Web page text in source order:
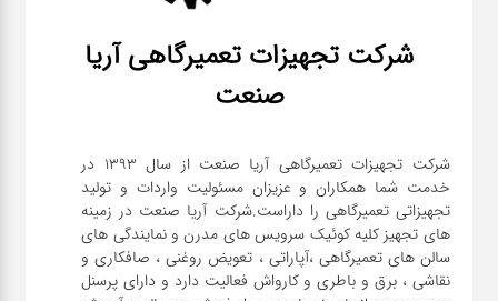
شرکت تجهیزات تعمیرگاهی آریا
صنعت
شرکت تجهیزات تعمیرگاهی آریا صنعت از سال ۱۳۹۳ در
خدمت شما همکاران و عزیزان مسئولیت واردات و تولید
تجهیزاتی تعمیرگاهی را داراست.شرکت آریا صنعت در زمینه
های تجهیز کلیه کوئیک سرویس های مدرن و نمایندگی های
سالن های تعمیرگاهی ،آپاراتی ، تعویض روغنی ، صافکاری و
نقاشی ، برق و باطری و کارواش فعالیت دارد و دارای پرسنل